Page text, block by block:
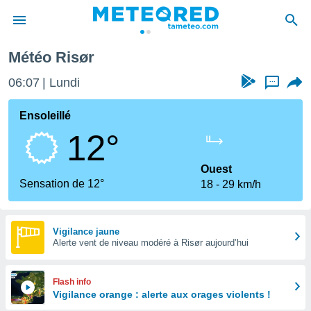
de
Météo Risør
06:07 Lundi ...
Ensoleillé
12°
Sensation de 12°
Ouest
18
29 km/h
Vigilance jaune
Alerte vent de niveau modéré à Risør aujourd’hui
Flash info
Vigilance orange : alerte aux orages violents !